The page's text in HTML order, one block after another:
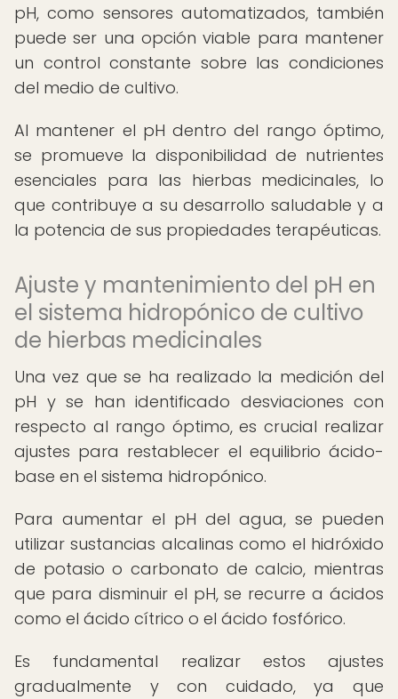
pH, como sensores automatizados, también
puede ser una opción viable para mantener
un control constante sobre las condiciones
del medio de cultivo.
Al mantener el pH dentro del rango óptimo,
se promueve la disponibilidad de nutrientes
esenciales para las hierbas medicinales, lo
que contribuye a su desarrollo saludable y a
la potencia de sus propiedades terapéuticas.
Ajuste y mantenimiento del pH en
el sistema hidropónico de cultivo
de hierbas medicinales
Una vez que se ha realizado la medición del
pH y se han identificado desviaciones con
respecto al rango óptimo, es crucial realizar
ajustes para restablecer el equilibrio ácido-
base en el sistema hidropónico.
Para aumentar el pH del agua, se pueden
utilizar sustancias alcalinas como el hidróxido
de potasio o carbonato de calcio, mientras
que para disminuir el pH, se recurre a ácidos
como el ácido cítrico o el ácido fosfórico.
Es fundamental realizar estos ajustes
gradualmente y con cuidado, ya que